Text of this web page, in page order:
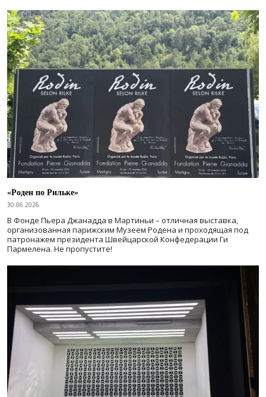
«Роден по Рильке»
30.06.2026
В Фонде Пьера Джанадда в Мартиньи – отличная выставка,
организованная парижским Музеем Родена и проходящая под
патронажем президента Швейцарской Конфедерации Ги
Пармелена. Не пропустите!